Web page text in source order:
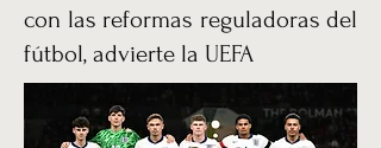
con las reformas reguladoras del
fútbol, ​​advierte la UEFA